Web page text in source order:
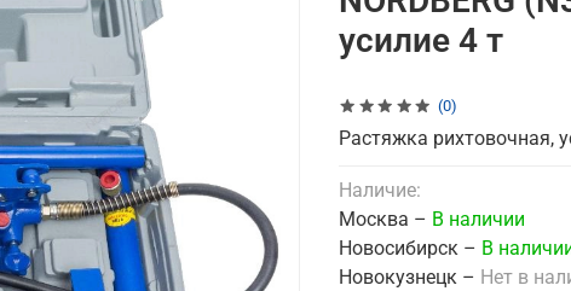
(0)
усилие 4 т
Наличие:
Москва – В наличии
Новосибирск – В
Новокузнецк – Нет в
Растяжка рихтовочная,